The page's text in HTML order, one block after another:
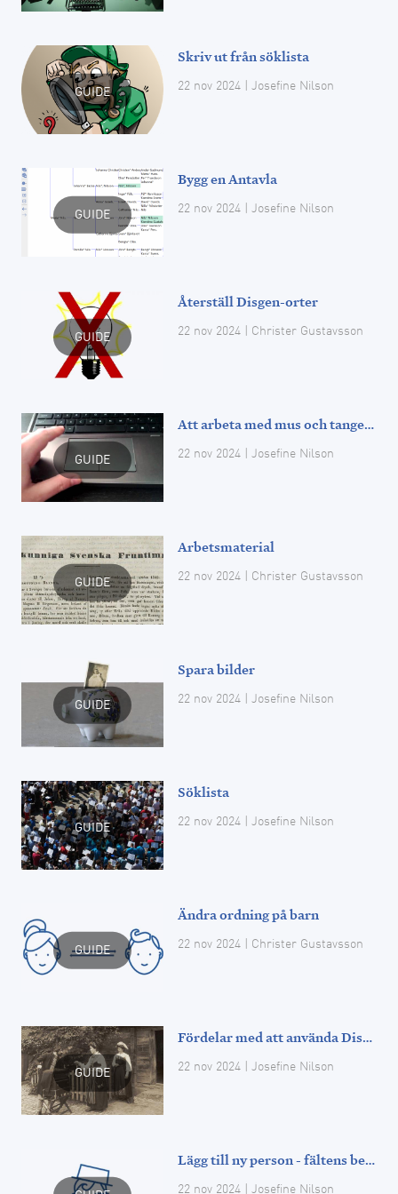
GUIDE
Skriv ut från söklista
22 nov 2024 | Josefine Nilson
GUIDE
Bygg en Antavla
22 nov 2024 | Josefine Nilson
GUIDE
Återställ Disgen-orter
22 nov 2024 | Christer Gustavsson
GUIDE
Att arbeta med mus och tangentbord
22 nov 2024 | Josefine Nilson
GUIDE
Arbetsmaterial
22 nov 2024 | Christer Gustavsson
GUIDE
Spara bilder
22 nov 2024 | Josefine Nilson
GUIDE
Söklista
22 nov 2024 | Josefine Nilson
GUIDE
Ändra ordning på barn
22 nov 2024 | Christer Gustavsson
GUIDE
Fördelar med att använda Disgen
22 nov 2024 | Josefine Nilson
Lägg till ny person - fältens betydelse
22 nov 2024 | Josefine Nilson